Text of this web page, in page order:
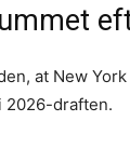
at New
2026-draften.